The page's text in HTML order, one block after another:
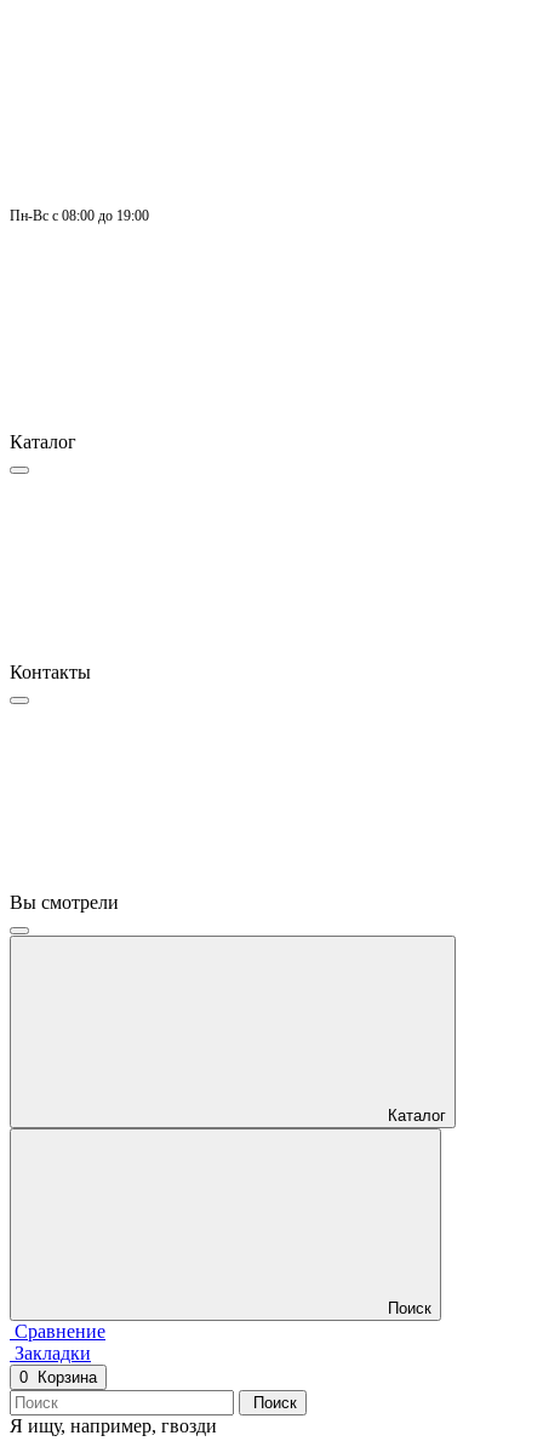
Пн-Вс с 08:00 до 19:00
Каталог
Контакты
Вы смотрели
Каталог
Поиск
Сравнение
Закладки
0
Корзина
Поиск
Я ищу, например, гвозди